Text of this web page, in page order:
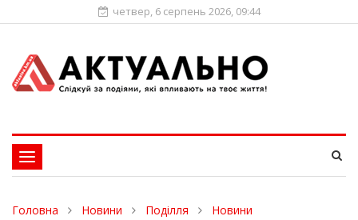
четвер, 6 серпень 2026, 09:44
Toggle
navigation
Головна Новини Поділля
Новини